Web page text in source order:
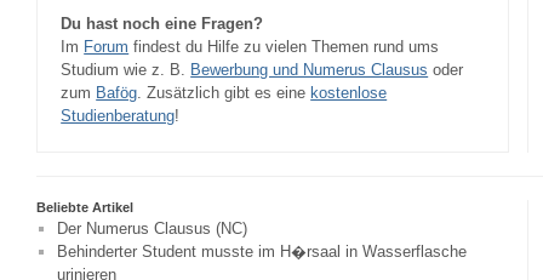
Du hast noch eine Fragen?
Im Forum findest du Hilfe zu vielen Themen rund ums
Studium wie z. B. Bewerbung und Numerus Clausus oder
zum Bafög. Zusätzlich gibt es eine kostenlose
Studienberatung!
Beliebte Artikel
Der Numerus Clausus (NC)
Behinderter Student musste im H�rsaal in Wasserflasche
urinieren